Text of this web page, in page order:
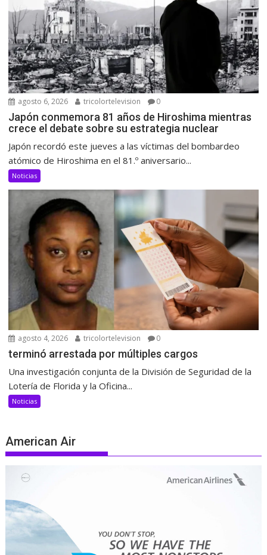
agosto 6, 2026 tricolortelevision 0
Japón conmemora 81 años de Hiroshima mientras
crece el debate sobre su estrategia nuclear
Japón recordó este jueves a las víctimas del bombardeo
atómico de Hiroshima en el 81.º aniversario...
Noticias
agosto 4, 2026 tricolortelevision 0
terminó arrestada por múltiples cargos
Una investigación conjunta de la División de Seguridad de la
Lotería de Florida y la Oficina...
Noticias
American Air